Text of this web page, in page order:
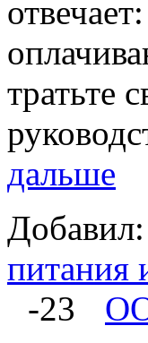
тратьте
дальше
питания
-23